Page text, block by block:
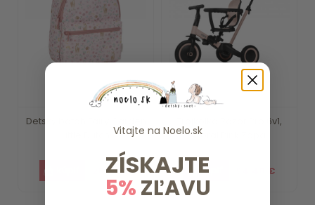
Detský batoh Fairy Garden
20.19 €
Trojkolka Razor Pro 6v1,
Coral Pink Zopa
94.40 €
Vitajte na Noelo.sk
ZÍSKAJTE
5%ZĽAVU